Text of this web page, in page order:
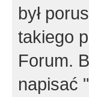
był
takiego
Forum.
napisać